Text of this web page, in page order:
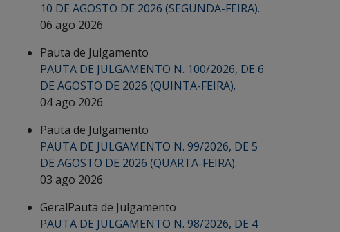
10 DE AGOSTO DE 2026 (SEGUNDA-FEIRA).
06 ago 2026
Pauta de Julgamento
PAUTA DE JULGAMENTO N. 100/2026, DE 6
DE AGOSTO DE 2026 (QUINTA-FEIRA).
04 ago 2026
Pauta de Julgamento
PAUTA DE JULGAMENTO N. 99/2026, DE 5
DE AGOSTO DE 2026 (QUARTA-FEIRA).
03 ago 2026
GeralPauta de Julgamento
PAUTA DE JULGAMENTO N. 98/2026, DE 4